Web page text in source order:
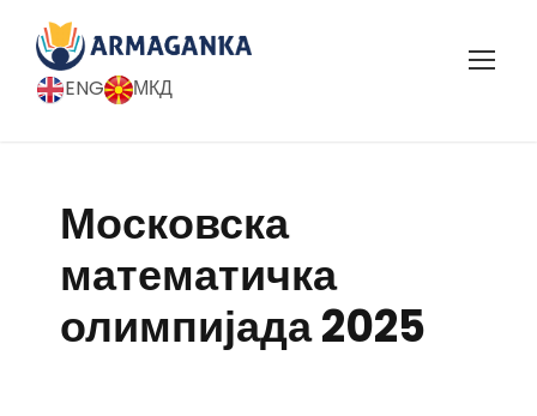
ENG МКД
Московска
математичка
олимпијада 2025